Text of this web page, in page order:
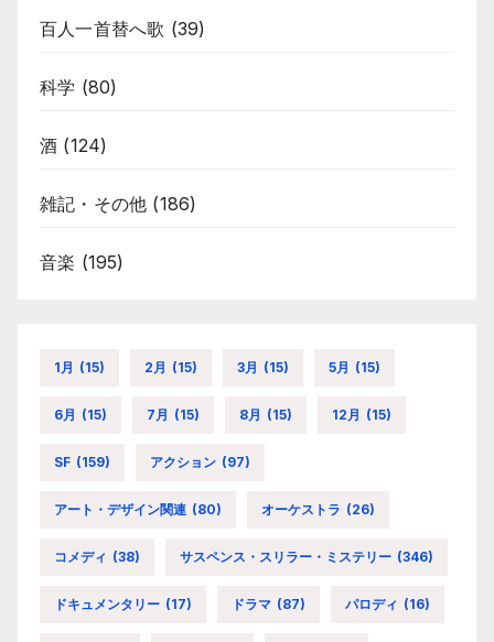
百人一首替へ歌 (39)
科学 (80)
酒 (124)
雑記・その他 (186)
音楽 (195)
1月 (15) 2月 (15) 3月 (15) 5月 (15)
6月 (15) 7月 (15) 8月 (15) 12月 (15)
SF (159) アクション (97)
アート・デザイン関連 (80) オーケストラ (26)
コメディ (38) サスペンス・スリラー・ミステリー (346)
ドキュメンタリー (17) ドラマ (87) パロディ (16)